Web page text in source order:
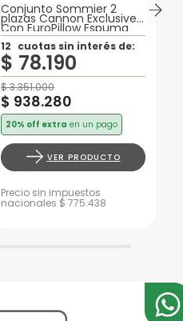
Conjunto Sommier 2
plazas Cannon Exclusive
Con EuroPillow Espuma
12 cuotas sin interés de:
$ 78.190
$3.351.000
$ 938.280
20% off extra en un pago
VER PRODUCTO
Precio sin impuestos
nacionales $ 775.438